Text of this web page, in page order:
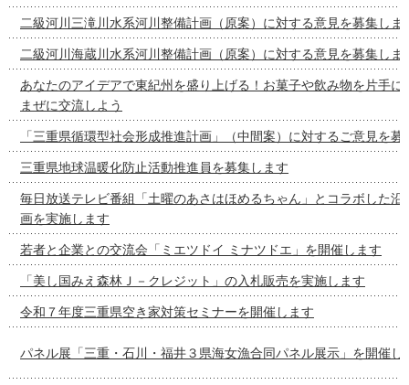
二級河川三滝川水系河川整備計画（原案）に対する意見を募集しま
二級河川海蔵川水系河川整備計画（原案）に対する意見を募集しま
あなたのアイデアで東紀州を盛り上げる！お菓子や飲み物を片手に
まぜに交流しよう
「三重県循環型社会形成推進計画」（中間案）に対するご意見を募
三重県地球温暖化防止活動推進員を募集します
毎日放送テレビ番組「土曜のあさはほめるちゃん」とコラボした沿
画を実施します
若者と企業との交流会「ミエツドイ ミナツドエ」を開催します
「美し国みえ森林Ｊ－クレジット」の入札販売を実施します
令和７年度三重県空き家対策セミナーを開催します
パネル展「三重・石川・福井３県海女漁合同パネル展示」を開催し